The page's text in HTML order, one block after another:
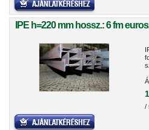
IPE h=220 mm hossz.: 6 fm
/